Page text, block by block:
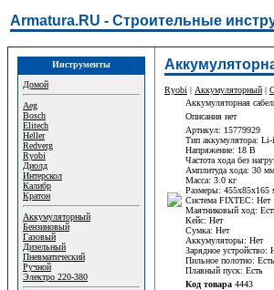
Armatura.RU - Строительные
Инструменты
Домой
Aeg
Bosch
Elitech
Heller
Redverg
Ryobi
Диолд
Интерскол
Калибр
Кратон
Аккумуляторный
Бензиновый
Газовый
Дизельный
Пневматический
Ручной
Электро 220-380
Ryobi | Аккумуляторный |
Аккумуляторная
Описания нет
Артикул: 15779929
Тип аккумулятора:
Напряжение: 18 В
Частота хода без
Амплитуда хода: 30 мм
Масса: 3.0 кг
Размеры: 455х85х165
Система FIXTEC: Нет
Маятниковый ход:
Кейс: Нет
Сумка: Нет
Аккумуляторы: Нет
Зарядное устройство:
Пильное полотно: Есть
Плавный пуск: Есть
Код товара 4443